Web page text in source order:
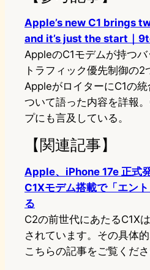
Apple’s new C1 brings
and it’s just the start｜
AppleのC1モデムが持つ
トラフィック優先制御の2
AppleがロイターにC1の
ついて語った内容を詳報
プにも言及している。
【関連記事】
Apple、iPhone 17e 正式
C1Xモデム搭載で「エン
る
C2の前世代にあたるC1X
されています。その具体
こちらの記事をご覧くださ